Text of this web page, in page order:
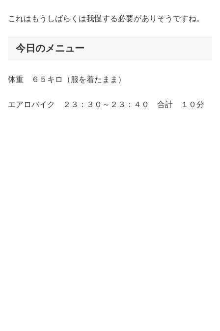
これはもうしばらくは我慢する必要がありそうですね。
今日のメニュー
体重 ６５キロ（服を着たまま）
エアロバイク ２３：３０～２３：４０ 合計 １０分